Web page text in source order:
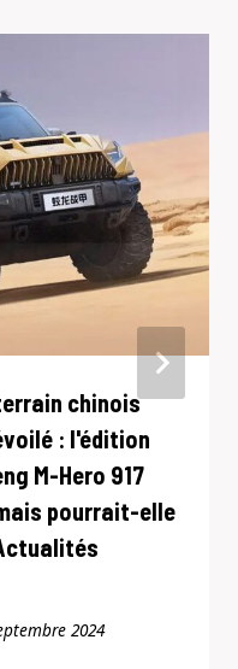
chinois
: l'édition
M-Hero 917
pourrait-elle
2024